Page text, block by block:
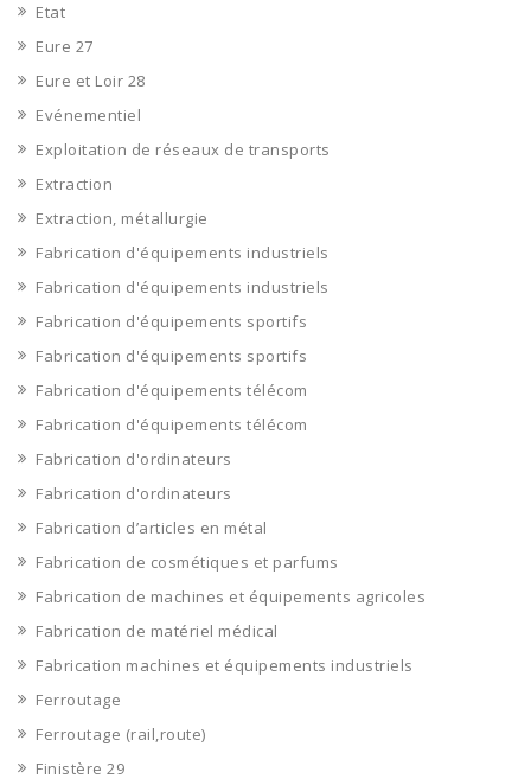
Etat
Eure 27
Eure et Loir 28
Evénementiel
Exploitation de réseaux de transports
Extraction
Extraction, métallurgie
Fabrication d'équipements industriels
Fabrication d'équipements industriels
Fabrication d'équipements sportifs
Fabrication d'équipements sportifs
Fabrication d'équipements télécom
Fabrication d'équipements télécom
Fabrication d'ordinateurs
Fabrication d'ordinateurs
Fabrication d’articles en métal
Fabrication de cosmétiques et parfums
Fabrication de machines et équipements agricoles
Fabrication de matériel médical
Fabrication machines et équipements industriels
Ferroutage
Ferroutage (rail,route)
Finistère 29